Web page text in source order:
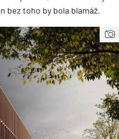
bez toho by bola blamáž.